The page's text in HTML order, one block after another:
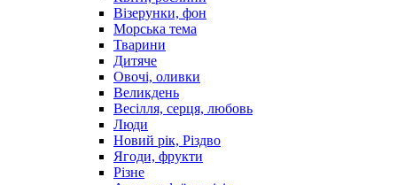
Візерунки, фон
Морська тема
Тварини
Дитяче
Овочі, оливки
Великдень
Весілля, серця, любовь
Люди
Новий рік, Різдво
Ягоди, фрукти
Різне